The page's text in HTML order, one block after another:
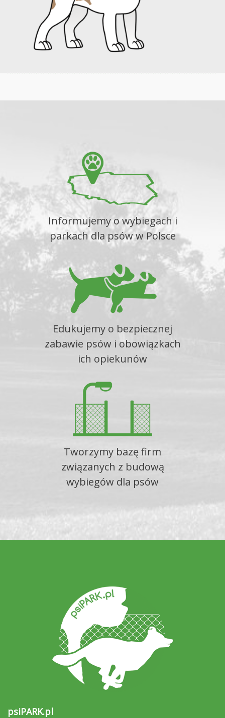
Informujemy o wybiegach i
parkach dla psów w Polsce
Edukujemy o bezpiecznej
zabawie psów i obowiązkach
ich opiekunów
Tworzymy bazę firm
związanych z budową
wybiegów dla psów
psiPARK.pl